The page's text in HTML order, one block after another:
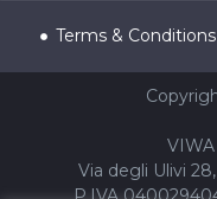
Terms & Conditions
Via degli Ulivi